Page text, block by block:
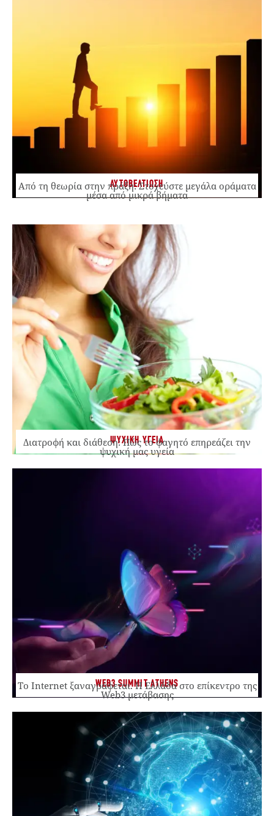
ΑΥΤΟΒΕΛΤΙΩΣΗ
Από τη θεωρία στην πράξη: Στοχεύστε μεγάλα οράματα
μέσα από μικρά βήματα
ΨΥΧΙΚΗ ΥΓΕΙΑ
Διατροφή και διάθεση: Πώς το φαγητό επηρεάζει την
ψυχική μας υγεία
WEB3 SUMMIT ATHENS
Το Internet ξαναγράφεται. Η Ελλάδα στο επίκεντρο της
Web3 μετάβασης